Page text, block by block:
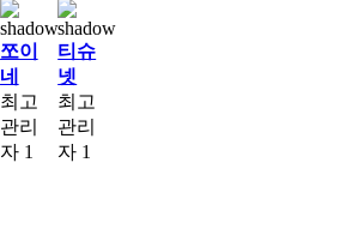
쪼이
네
최고
관리
자 1
티슈
넷
최고
관리
자 1